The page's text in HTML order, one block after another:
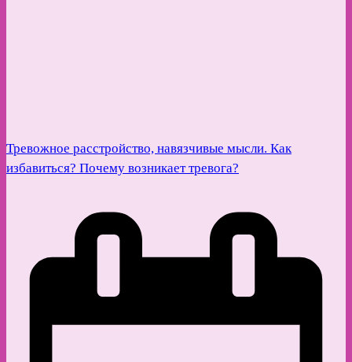
Тревожное расстройство, навязчивые мысли. Как
избавиться? Почему возникает тревога?